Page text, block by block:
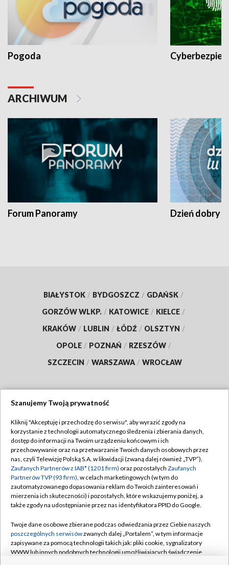
Pogoda
ARCHIWUM
Forum Panoramy Dzień dobry
BIAŁYSTOK / BYDGOSZCZ / GDAŃSK /
GORZÓW WLKP. / KATOWICE / KIELCE /
KRAKÓW / LUBLIN / ŁÓDŹ / OLSZTYN /
OPOLE / POZNAŃ / RZESZÓW /
SZCZECIN / WARSZAWA / WROCŁAW
TVP
Abonament TVP
Emisja w TVP
Centrum informacji TVP
Naziemna Telewizja Cyfrowa
Rada Programowa
System NOS
Regulamin TVP
Polityka prywatności
Moje zgody
Pomoc
Kontakt
Szanujemy Twoją prywatność
Kliknij "Akceptuję i przechodzę do serwisu", aby wyrazić zgody na
korzystanie z technologii automatycznego śledzenia i zbierania danych,
dostęp do informacji na Twoim urządzeniu końcowym i ich
przechowywanie oraz na przetwarzanie Twoich danych osobowych przez
nas, czyli Telewizję Polską S.A. w likwidacji (zwaną dalej również „TVP”),
Zaufanych Partnerów z IAB* (1201 firm) oraz pozostałych Zaufanych
Partnerów TVP (93 firm), w celach marketingowych (w tym do
zautomatyzowanego dopasowania reklam do Twoich zainteresowań i
mierzenia ich skuteczności) i pozostałych, które wskazujemy poniżej, a
także zgody na udostępnianie przez nas identyfikatora PPID do Google.
Twoje dane osobowe zbierane podczas odwiedzania przez Ciebie naszych
poszczególnych serwisówzwanych dalej „Portalem”, w tym informacje
zapisywane za pomocą technologii takich jak: pliki cookie, sygnalizatory
WWW lub innych podobnych technologii umożliwiających świadczenie